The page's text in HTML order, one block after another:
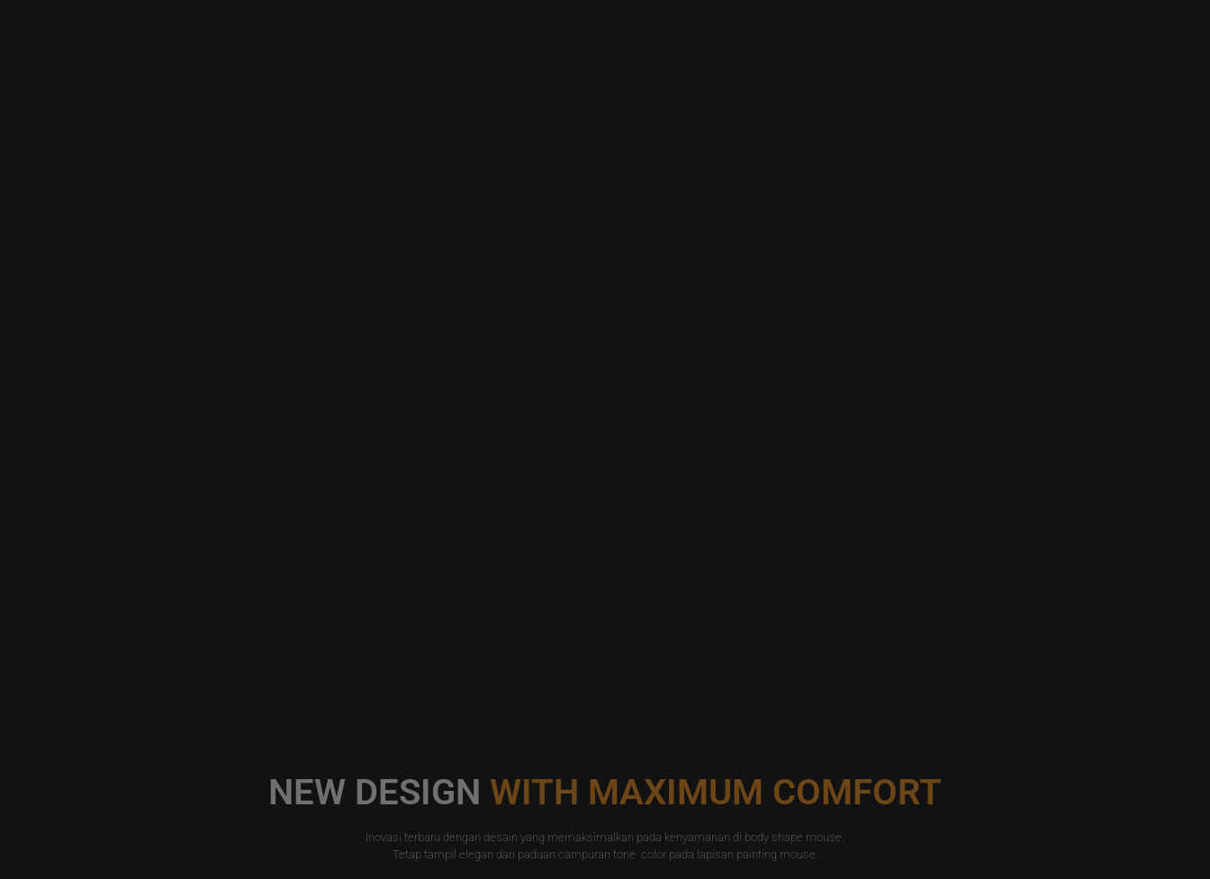
NEW DESIGN WITH MAXIMUM COMFORT
Inovasi terbaru dengan desain yang memaksimalkan pada kenyamanan di body shape mouse.
Tetap tampil elegan dari paduan campuran tone color pada lapisan painting mouse.